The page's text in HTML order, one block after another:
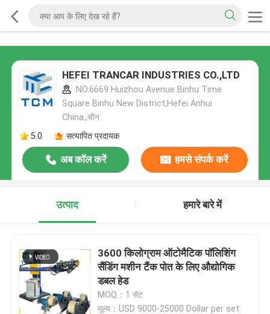
HEFEI TRANCAR INDUSTRIES CO.,LTD
NO.6669 Huizhou Avenue Binhu Time
Square Binhu New District,Hefei Anhui
China.,चीन
5.0
सत्यापित प्रदायक
अब कॉल करें हमसे संपर्क करें
उत्पाद हमारे बारे में
3600 किलोग्राम ऑटोमैटिक पॉलिशिंग
सैंडिंग मशीन टैंक पोत के लिए औद्योगिक
डबल हेड
MOQ：1 सेट
मूल्य：USD 9000-25000 Dollar per set